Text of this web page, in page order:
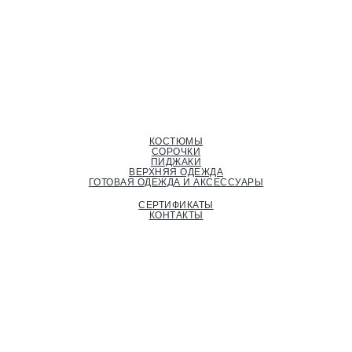
КОСТЮМЫ
СОРОЧКИ
ПИДЖАКИ
ВЕРХНЯЯ ОДЕЖДА
ГОТОВАЯ ОДЕЖДА И АКСЕССУАРЫ
СЕРТИФИКАТЫ
КОНТАКТЫ